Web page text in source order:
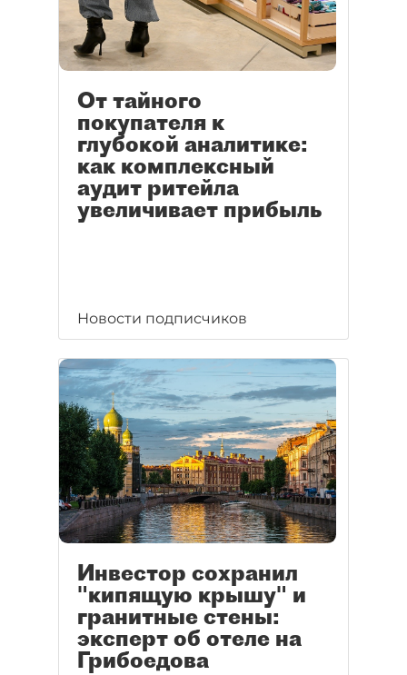
От тайного
покупателя к
глубокой аналитике:
как комплексный
аудит ритейла
увеличивает прибыль
Новости подписчиков
Инвестор сохранил
"кипящую крышу" и
гранитные стены:
эксперт об отеле на
Грибоедова